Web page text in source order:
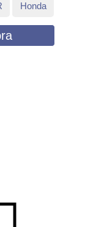
Honda